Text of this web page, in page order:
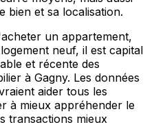
bien et sa localisation.
un appartement,
neuf, il est capital
et récente des
à Gagny. Les données
aider tous les
à mieux appréhender le
transactions mieux